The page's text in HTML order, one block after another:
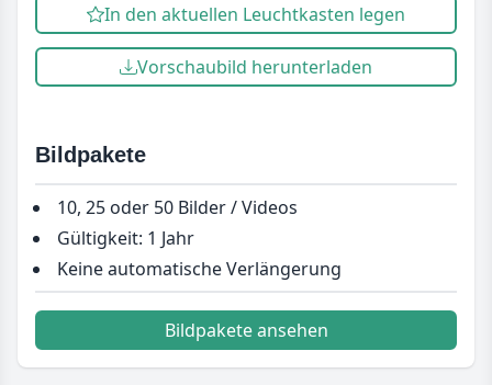
In den aktuellen Leuchtkasten legen
Vorschaubild herunterladen
Bildpakete
10, 25 oder 50 Bilder / Videos
Gültigkeit: 1 Jahr
Keine automatische Verlängerung
Bildpakete ansehen